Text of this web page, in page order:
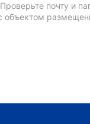
почту и